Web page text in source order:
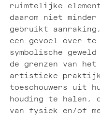
ruimtelijke
daarom niet
gebruikt
een gevoel over te
symbolische
de grenzen van
artistieke praktijk
toeschouwers uit
houding te halen,
van fysiek en/of